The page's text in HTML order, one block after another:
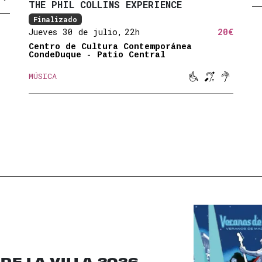
THE PHIL COLLINS EXPERIENCE
Finalizado
Jueves 30 de julio, 22h 20€
Centro de Cultura Contemporánea
CondeDuque - Patio Central
MÚSICA Movilidad

Bucle
Sonido